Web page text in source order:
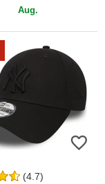
Aug.
(4.7)